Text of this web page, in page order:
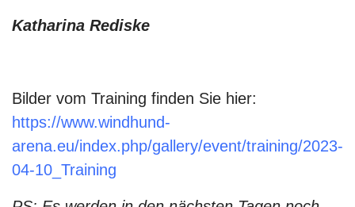
Katharina Rediske
Bilder vom Training finden Sie hier:
https://www.windhund-
arena.eu/index.php/gallery/event/training/2023-
04-10_Training